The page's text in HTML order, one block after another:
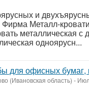
и
Металл-
металлическая
одноярусн...
для офисных
(Ивановская область) -